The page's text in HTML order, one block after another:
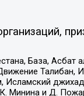
База, Асбат
Талибан,
Минина и Д.